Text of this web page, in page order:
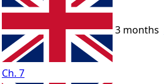
Ch. 7
3 months